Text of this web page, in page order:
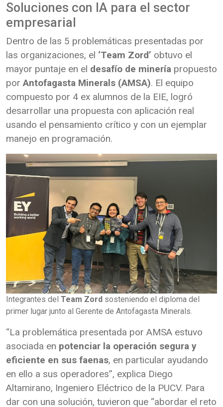
Soluciones con IA para el sector
empresarial
Dentro de las 5 problemáticas presentadas por
las organizaciones, el ‘Team Zord’ obtuvo el
mayor puntaje en el desafío de minería propuesto
por Antofagasta Minerals (AMSA). El equipo
compuesto por 4 ex alumnos de la EIE, logró
desarrollar una propuesta con aplicación real
usando el pensamiento crítico y con un ejemplar
manejo en programación.
Integrantes del Team Zord sosteniendo el diploma del
primer lugar junto al Gerente de Antofagasta Minerals.
“La problemática presentada por AMSA estuvo
asociada en potenciar la operación segura y
eficiente en sus faenas, en particular ayudando
en ello a sus operadores”, explica Diego
Altamirano, Ingeniero Eléctrico de la PUCV. Para
dar con una solución, tuvieron que “abordar el reto